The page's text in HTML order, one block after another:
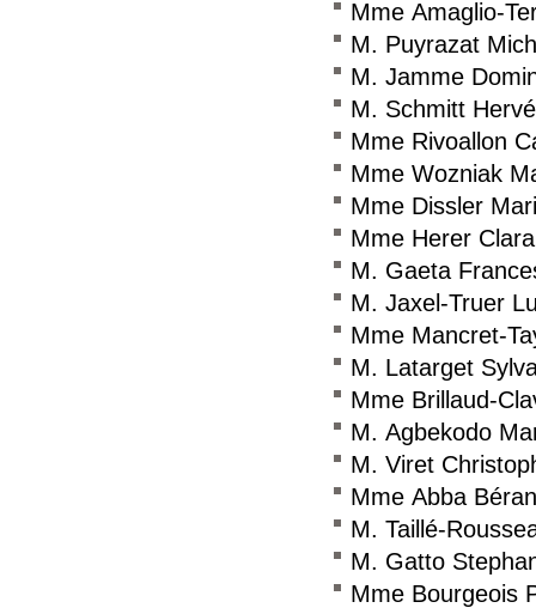
Mme Amaglio-
M. Puyrazat
M. Jamme
M. Schmitt Hervé
Mme Rivoallon
Mme Wozniak
Mme Dissler
Mme Herer Clara
M. Gaeta
M. Jaxel-Truer
Mme Mancret-
M. Latarget
Mme Brillaud-
M. Agbekodo
M. Viret
Mme Abba
M. Taillé-
M. Gatto
Mme Bourgeois